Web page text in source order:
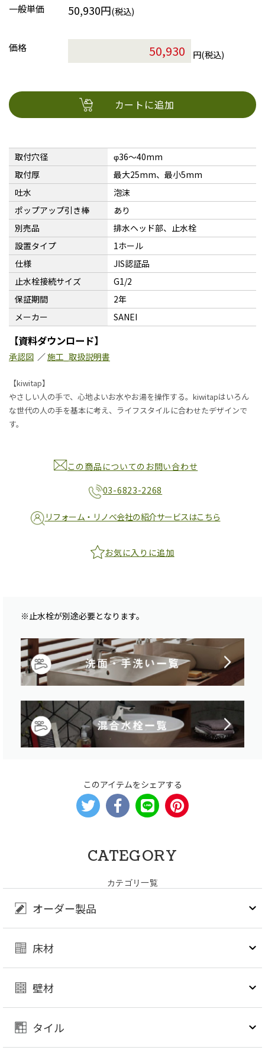
一般単価
50,930円(税込)
価格
円(税込)
カートに追加
取付穴径
φ36〜40mm
取付厚
最大25mm、最小5mm
吐水
泡沫
ポップアップ引き棒
あり
別売品
排水ヘッド部、止水栓
設置タイプ
1ホール
仕様
JIS認証品
止水栓接続サイズ
G1/2
保証期間
2年
メーカー
SANEI
【資料ダウンロード】
承認図 ／施工_取扱説明書
【kiwitap】
やさしい人の手で、心地よいお水やお湯を操作する。kiwitapはいろん
な世代の人の手を基本に考え、ライフスタイルに合わせたデザインで
す。
この商品についてのお問い合わせ
03-6823-2268
リフォーム・リノベ会社の紹介サービスはこちら
お気に入りに追加
※止水栓が別途必要となります。
このアイテムをシェアする
CATEGORY
カテゴリ一覧
オーダー製品
床材
壁材
タイル